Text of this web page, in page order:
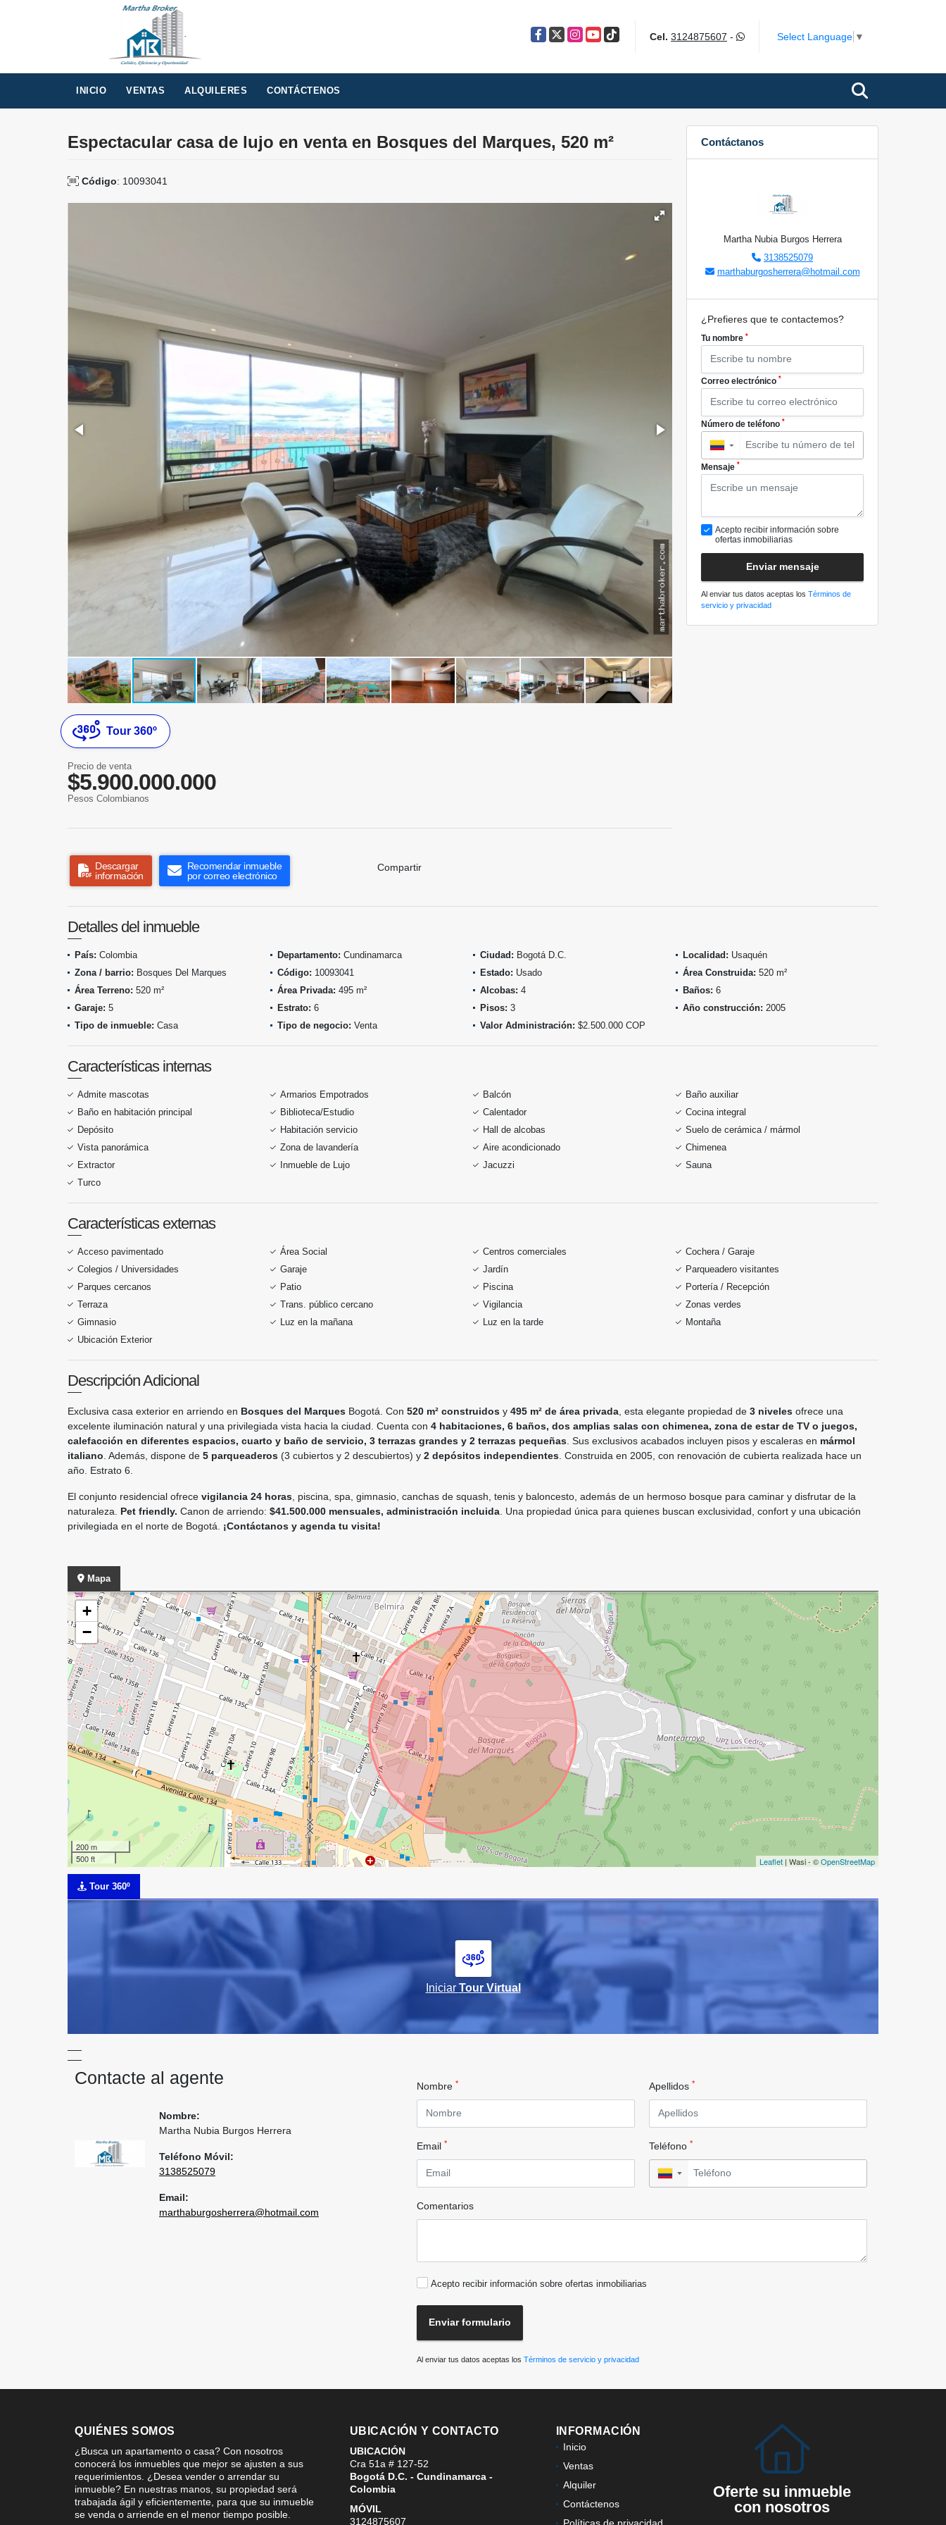
Facebook
X Instagram
YouTube
TikTok Cel. 3124875607 - Select Language ▼
INICIO VENTAS ALQUILERES CONTÁCTENOS
Espectacular casa de lujo en venta en Bosques del Marques, 520 m²
Código: 10093041
Tour 360º
Precio de venta
$5.900.000.000
Pesos Colombianos
Descargar
información
Recomendar inmueble
por correo electrónico
Compartir
Contáctanos
Martha Nubia Burgos Herrera
3138525079
marthaburgosherrera@hotmail.com
¿Prefieres que te contactemos?
Tu nombre *
Correo electrónico *
Número de teléfono *
▼
Mensaje *
Acepto recibir información sobre
ofertas inmobiliarias
Enviar mensaje
Al enviar tus datos aceptas los Términos de
servicio y privacidad
Detalles del inmueble
País: Colombia Departamento: Cundinamarca Ciudad: Bogotá D.C. Localidad: Usaquén
Zona / barrio: Bosques Del Marques Código: 10093041 Estado: Usado Área Construida: 520 m²
Área Terreno: 520 m² Área Privada: 495 m² Alcobas: 4 Baños: 6
Garaje: 5 Estrato: 6 Pisos: 3 Año construcción: 2005
Tipo de inmueble: Casa Tipo de negocio: Venta Valor Administración: $2.500.000 COP
Características internas
Admite mascotas Armarios Empotrados Balcón
Baño auxiliar
Baño en habitación principal
Biblioteca/Estudio Calentador
Cocina integral
Depósito
Habitación servicio Hall de alcobas
Suelo de cerámica / mármol
Vista panorámica
Zona de lavandería Aire acondicionado
Chimenea
Extractor
Inmueble de Lujo Jacuzzi
Sauna
Turco
Características externas
Acceso pavimentado Área Social Centros comerciales
Cochera / Garaje
Colegios / Universidades
Garaje Jardín
Parqueadero visitantes
Parques cercanos
Patio Piscina
Portería / Recepción
Terraza
Trans. público cercano Vigilancia
Zonas verdes
Gimnasio
Luz en la mañana Luz en la tarde
Montaña
Ubicación Exterior
Descripción Adicional
Exclusiva casa exterior en arriendo en Bosques del Marques Bogotá. Con 520 m² construidos y 495 m² de área privada , esta elegante propiedad de 3 niveles ofrece una
excelente iluminación natural y una privilegiada vista hacia la ciudad. Cuenta con 4 habitaciones, 6 baños, dos amplias salas con chimenea, zona de estar de TV o juegos,
calefacción en diferentes espacios, cuarto y baño de servicio, 3 terrazas grandes y 2 terrazas pequeñas . Sus exclusivos acabados incluyen pisos y escaleras en mármol
italiano . Además, dispone de 5 parqueaderos (3 cubiertos y 2 descubiertos) y 2 depósitos independientes . Construida en 2005, con renovación de cubierta realizada hace un
año. Estrato 6.
El conjunto residencial ofrece vigilancia 24 horas , piscina, spa, gimnasio, canchas de squash, tenis y baloncesto, además de un hermoso bosque para caminar y disfrutar de la
naturaleza. Pet friendly. Canon de arriendo: $41.500.000 mensuales, administración incluida . Una propiedad única para quienes buscan exclusividad, confort y una ubicación
privilegiada en el norte de Bogotá. ¡Contáctanos y agenda tu visita!
Mapa
+
−
200 m
500 ft
Leaflet | Wasi - ©OpenStreetMap
Tour 360º
Iniciar Tour Virtual
Contacte al agente
Nombre:
Martha Nubia Burgos Herrera
Teléfono Móvil:
3138525079
Email:
marthaburgosherrera@hotmail.com
Nombre * Apellidos *
Email * Teléfono *
▼
Comentarios
Acepto recibir información sobre ofertas inmobiliarias
Enviar formulario
Al enviar tus datos aceptas los Términos de servicio y privacidad
QUIÉNES SOMOS
¿Busca un apartamento o casa? Con nosotros
conocerá los inmuebles que mejor se ajusten a sus
requerimientos. ¿Desea vender o arrendar su
inmueble? En nuestras manos, su propiedad será
trabajada ágil y eficientemente, para que su inmueble
se venda o arriende en el menor tiempo posible.
UBICACIÓN Y CONTACTO
UBICACIÓN
Cra 51a # 127-52
Bogotá D.C. - Cundinamarca -
Colombia
MÓVIL
3124875607
INFORMACIÓN
Inicio
Ventas
Alquiler
Contáctenos
Oferte su inmueble
con nosotros